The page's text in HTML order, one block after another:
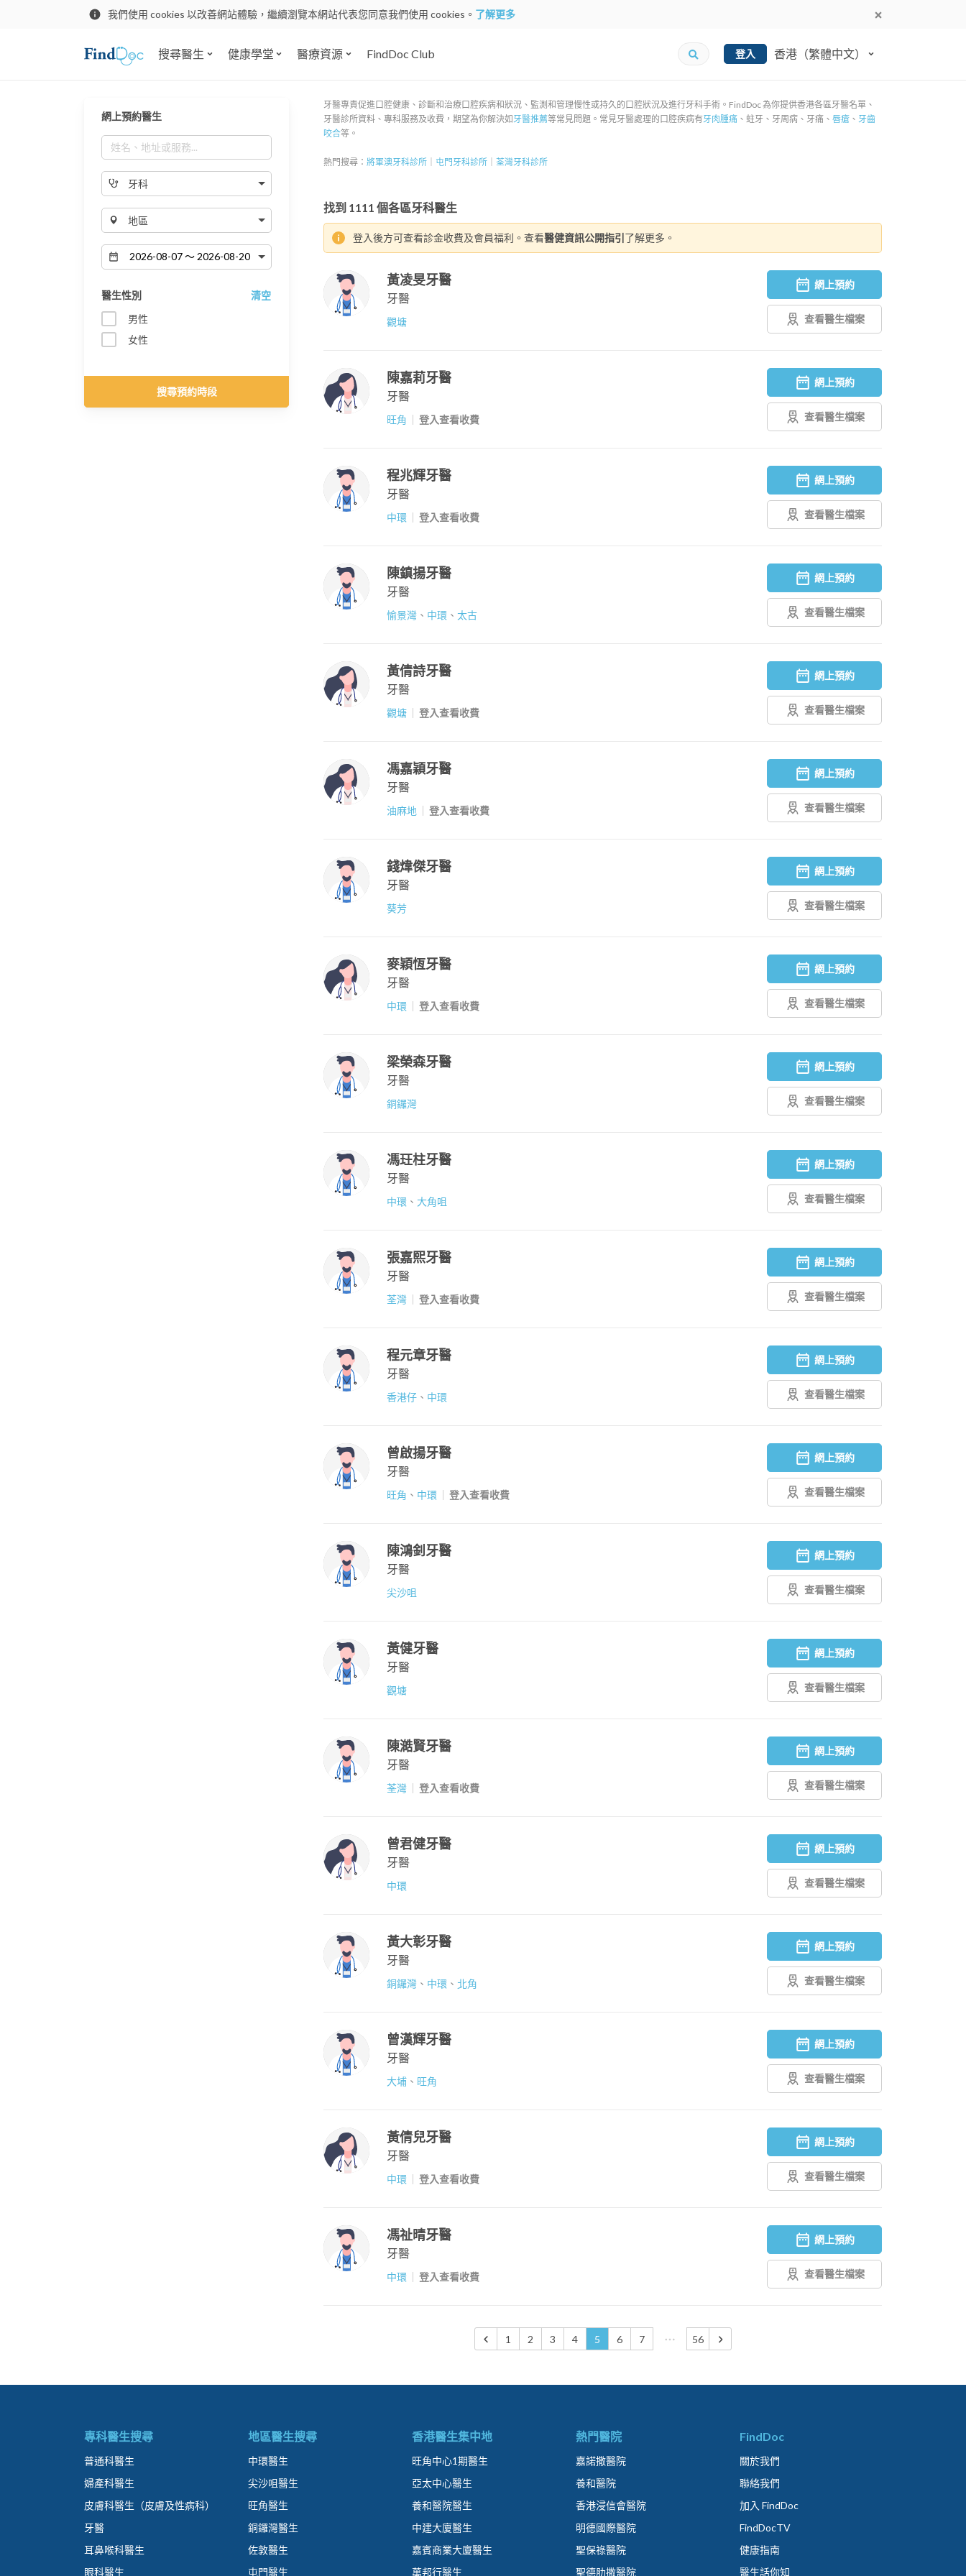
我們使用 cookies 以改善網站體驗，繼續瀏覽本網站代表您同意我們使用 cookies。 了解更多
搜尋醫生 健康學堂 醫療資源 FindDoc Club 登入 香港（繁體中文）
網上預約醫生
牙科
地區
醫生性別
清空
男性
女性
搜尋預約時段
牙醫專責促進口腔健康、診斷和治療口腔疾病和狀況、監測和管理慢性或持久的口腔狀況及進行牙科手術。FindDoc 為你提供香港各區牙醫名單、
牙醫診所資料、專科服務及收費，期望為你解決如 牙醫推薦等常見問題。常見牙醫處理的口腔疾病有牙肉腫痛 、蛀牙、牙周病、牙痛、 唇瘡 、 牙齒
咬合等。
熱門搜尋： 將軍澳牙科診所 屯門牙科診所 荃灣牙科診所
找到 1111 個各區牙科醫生
登入後方可查看診金收費及會員福利。查看醫健資訊公開指引 了解更多。
黃凌旻牙醫
牙醫
觀塘
網上預約
查看醫生檔案
陳嘉莉牙醫
牙醫
旺角 登入查看收費
網上預約
查看醫生檔案
程兆輝牙醫
牙醫
中環 登入查看收費
網上預約
查看醫生檔案
陳鎮揚牙醫
牙醫
愉景灣 、 中環 、 太古
網上預約
查看醫生檔案
黃倩詩牙醫
牙醫
觀塘 登入查看收費
網上預約
查看醫生檔案
馮嘉穎牙醫
牙醫
油麻地 登入查看收費
網上預約
查看醫生檔案
錢煒傑牙醫
牙醫
葵芳
網上預約
查看醫生檔案
麥穎恆牙醫
牙醫
中環 登入查看收費
網上預約
查看醫生檔案
梁榮森牙醫
牙醫
銅鑼灣
網上預約
查看醫生檔案
馮玨柱牙醫
牙醫
中環 、 大角咀
網上預約
查看醫生檔案
張嘉熙牙醫
牙醫
荃灣 登入查看收費
網上預約
查看醫生檔案
程元章牙醫
牙醫
香港仔 、 中環
網上預約
查看醫生檔案
曾啟揚牙醫
牙醫
旺角 、 中環 登入查看收費
網上預約
查看醫生檔案
陳鴻釗牙醫
牙醫
尖沙咀
網上預約
查看醫生檔案
黃健牙醫
牙醫
觀塘
網上預約
查看醫生檔案
陳澔賢牙醫
牙醫
荃灣 登入查看收費
網上預約
查看醫生檔案
曾君健牙醫
牙醫
中環
網上預約
查看醫生檔案
黃大彰牙醫
牙醫
銅鑼灣 、 中環 、 北角
網上預約
查看醫生檔案
曾漢輝牙醫
牙醫
大埔 、 旺角
網上預約
查看醫生檔案
黃倩兒牙醫
牙醫
中環 登入查看收費
網上預約
查看醫生檔案
馮祉晴牙醫
牙醫
中環 登入查看收費
網上預約
查看醫生檔案
1 2 3 4 5 6 7 56
專科醫生搜尋
普通科醫生
婦產科醫生
皮膚科醫生（皮膚及性病科）
牙醫
耳鼻喉科醫生
眼科醫生
地區醫生搜尋
中環醫生
尖沙咀醫生
旺角醫生
銅鑼灣醫生
佐敦醫生
屯門醫生
香港醫生集中地
旺角中心1期醫生
亞太中心醫生
養和醫院醫生
中建大廈醫生
嘉賓商業大廈醫生
萬邦行醫生
熱門醫院
嘉諾撒醫院
養和醫院
香港浸信會醫院
明德國際醫院
聖保祿醫院
聖德肋撒醫院
FindDoc
關於我們
聯絡我們
加入 FindDoc
FindDocTV
健康指南
醫生話你知